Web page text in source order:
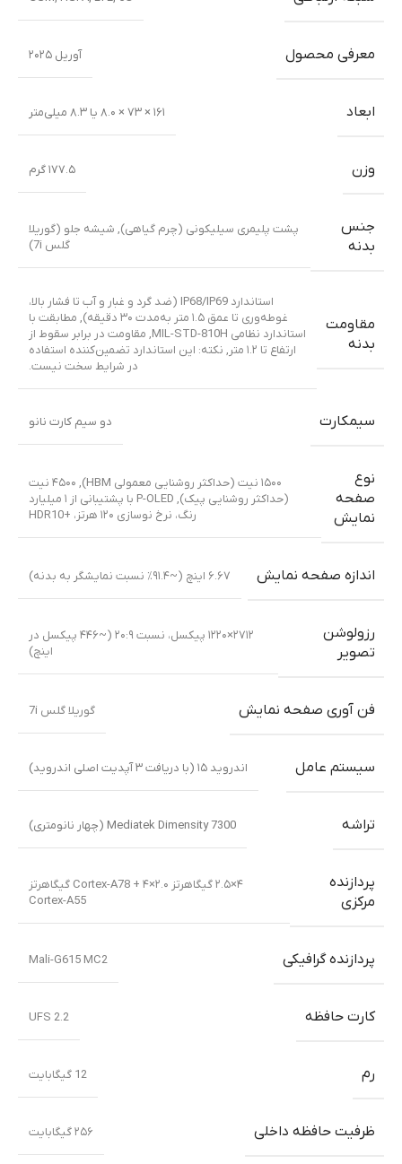
معرفی محصول آوریل ۲۰۲۵
ابعاد ۱۶۱ × ۷۳ × ۸.۰ یا ۸.۳ میلی‌متر
وزن ۱۷۷.۵ گرم
جنس
بدنه
پشت پلیمری سیلیکونی (چرم گیاهی), شیشه جلو (گوریلا
گلس 7i)
مقاومت
بدنه
استاندارد IP68/IP69 (ضد گرد و غبار و آب تا فشار بالا،
غوطه‌وری تا عمق ۱.۵ متر به‌مدت ۳۰ دقیقه)
, مطابقت با
استاندارد نظامی MIL-STD-810H
, مقاومت در برابر سقوط از
ارتفاع تا ۱.۲ متر
, نکته: این استاندارد تضمین‌کننده استفاده
در شرایط سخت نیست.
سیمکارت دو سیم کارت نانو
نوع
صفحه
نمایش
۱۵۰۰ نیت (حداکثر روشنایی معمولی HBM) ,
۴۵۰۰ نیت
(حداکثر روشنایی پیک),
P-OLED با پشتیبانی از ۱ میلیارد
رنگ، نرخ نوسازی ۱۲۰ هرتز، +HDR10
اندازه صفحه نمایش ۶.۶۷ اینچ (~۹۱.۴٪ نسبت نمایشگر به بدنه)
رزولوشن
تصویر
۲۷۱۲×۱۲۲۰ پیکسل، نسبت ۲۰:۹ (~۴۴۶ پیکسل در
اینچ)
فن آوری صفحه نمایش گوریلا گلس 7i
سیستم عامل اندروید ۱۵ (با دریافت ۳ آپدیت اصلی اندروید)
تراشه Mediatek Dimensity 7300 (چهار نانومتری)
پردازنده
مرکزی
۴×۲.۵ گیگاهرتز Cortex-A78 + ۴×۲.۰ گیگاهرتز
Cortex-A55
پردازنده گرافیکی Mali-G615 MC2
کارت حافظه UFS 2.2
رم 12 گیگابایت
ظرفیت حافظه داخلی ۲۵۶ گیگابایت